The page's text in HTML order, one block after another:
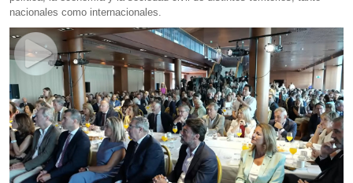
nacionales como internacionales.